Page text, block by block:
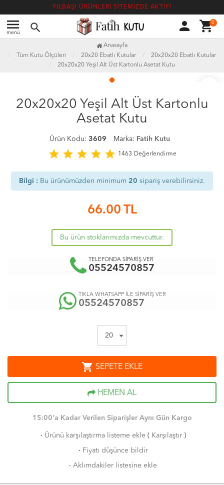
YILBAŞI ÜRÜNLERİ SİTEMİZDE AKTİF!
menu
menü search person shopping_cart0
Anasayfa
Tüm Kutu Ölçüleri
20x20 Ebatlı Kutular
20x20x20 Ebatlı Kutular
20x20x20 Yeşil Alt Üst Kartonlu Asetat Kutu
20x20x20 Yeşil Alt Üst Kartonlu
Asetat Kutu
Ürün Kodu: 3609 Marka: Fatih Kutu
star star star star star 1463 Değerlendirme
Bilgi : Bu ürünümüzden minimum 20 sipariş verebilirsiniz.
66.00 TL
Bu ürün stoklarımızda mevcuttur.
TELEFONDA SİPARİŞ VER
05524570857
TIKLA WHATSAPP İLE SİPARİŞ VER
05524570857
shopping_cart SEPETE EKLE
HEMEN AL
15:00'a Kadar Verilen Siparişler Aynı Gün Kargo
· Ürünü karşılaştırma listeme ekle( Karşılaştır)
· Fiyatı düşünce bildir
· Aklımdakiler listesine ekle